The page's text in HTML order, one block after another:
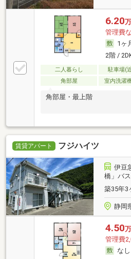
6.20
管理費
1ヶ
2階 /
二人暮らし 駐車場(
角部屋
室内洗濯
角部屋・最上階
賃貸アパート フジハイツ
伊豆
橋」バ
築35年3
静岡
4.50
管理費
なし